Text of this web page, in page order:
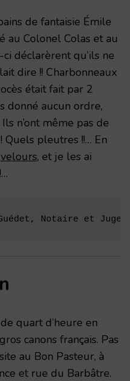
de fantaisie Émile
au Colonel Colas et au
déclarèrent qu’ils ne
dire !! Charbonneaux
était fait par 2
donné aucun ordre,
n’ont même pas de
pleutres !!… En
velours, et je les ai
Notaire et
quart d’heure en
canons français. Pas
au Bon Pasteur, à
et rue du Barbâtre.